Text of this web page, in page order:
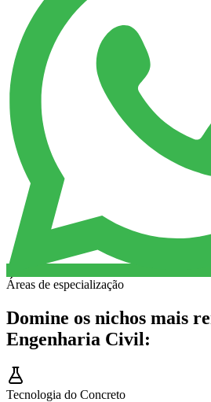
Áreas de especialização
Domine os nichos mais
Engenharia Civil:
Tecnologia do Concreto